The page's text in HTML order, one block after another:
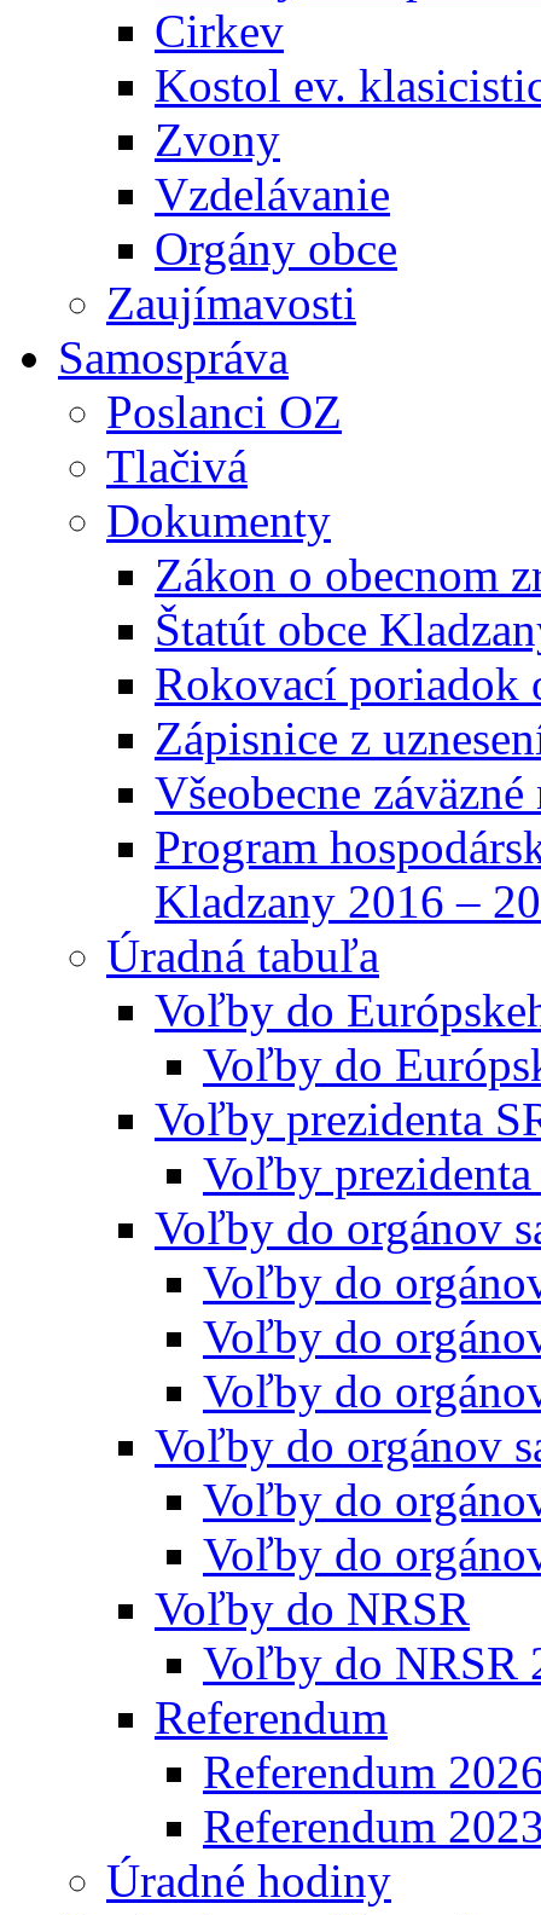
Cirkev
Kostol ev.
Zvony
Vzdelávanie
Orgány obce
Zaujímavosti
Samospráva
Poslanci OZ
Tlačivá
Dokumenty
Zákon o obecnom
Štatút obce
Rokovací poriadok
Zápisnice z
Všeobecne
Program
Kladzany 2016 –
Úradná tabuľa
Voľby do
Voľby do
Voľby prezidenta
Voľby
Voľby do orgánov
Voľby do
Voľby do
Voľby do
Voľby do orgánov
Voľby do
Voľby do
Voľby do NRSR
Voľby do NRSR
Referendum
Referendum
Referendum
Úradné hodiny